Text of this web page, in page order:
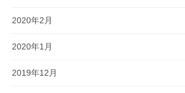
2020年2月
2020年1月
2019年12月